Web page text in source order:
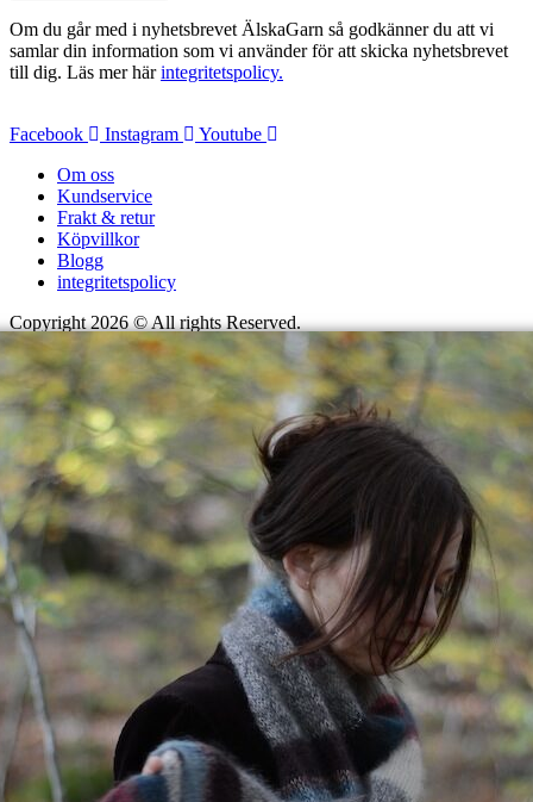
på
produktsidan
Om du går med i nyhetsbrevet ÄlskaGarn så godkänner du att vi
samlar din information som vi använder för att skicka nyhetsbrevet
till dig. Läs mer härintegritetspolicy.
Facebook Instagram
Youtube
Om oss
Kundservice
Frakt & retur
Köpvillkor
Blogg
integritetspolicy
Copyright 2026 © All rights Reserved.Wordpress Woocommerce
Webbutik Skapad Av Webbyrå Interwebsite